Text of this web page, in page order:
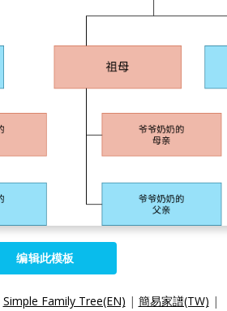
编辑此模板
Simple Family Tree(EN) | 簡易家譜(TW) |